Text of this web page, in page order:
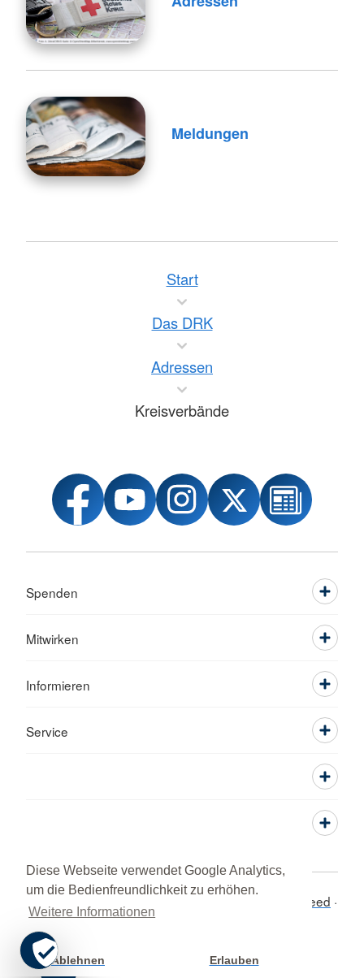
Cookie
Diese Webseite verwendet Google Analytics,
um die Bedienfreundlichkeit zu erhöhen.
Weitere Informationen
Ablehnen Erlauben
Meldungen
Start
Das DRK
Adressen
Kreisverbände
Spenden
Mitwirken
Informieren
Service
RSS-Feed
DRK intern Datenschutz
Hinweisgeberschutzgesetz
© 2026 Kreisverband St. Ingbert e.V.